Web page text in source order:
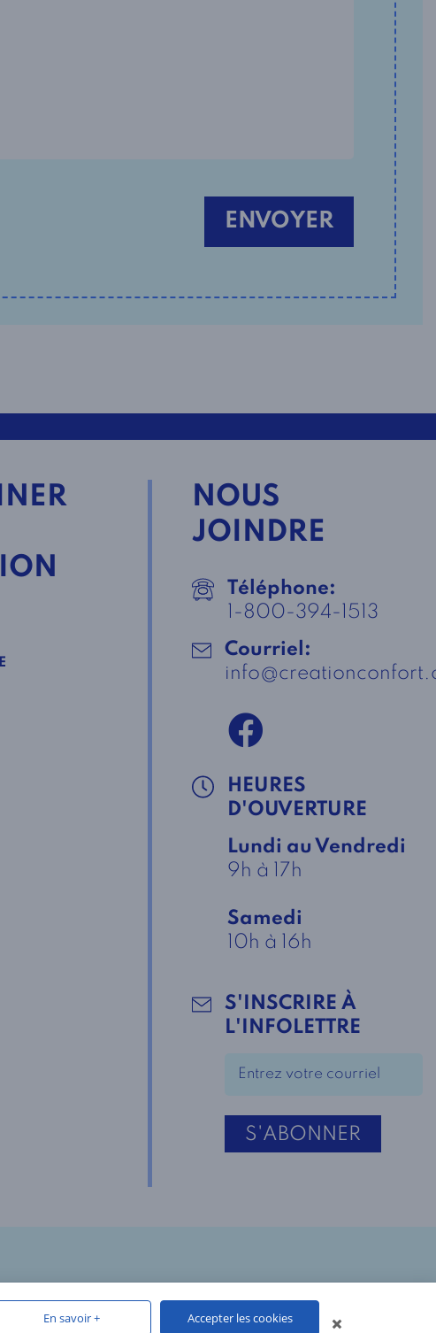
Vous avez une question?
NOUS
JOINDRE
Téléphone:
1-800-394-1513
Courriel:
HEURES
D'OUVERTURE
Lundi au Vendredi
9h à 17h
Samedi
10h à 16h
S'INSCRIRE À
L'INFOLETTRE
En savoir + Accepter les cookies